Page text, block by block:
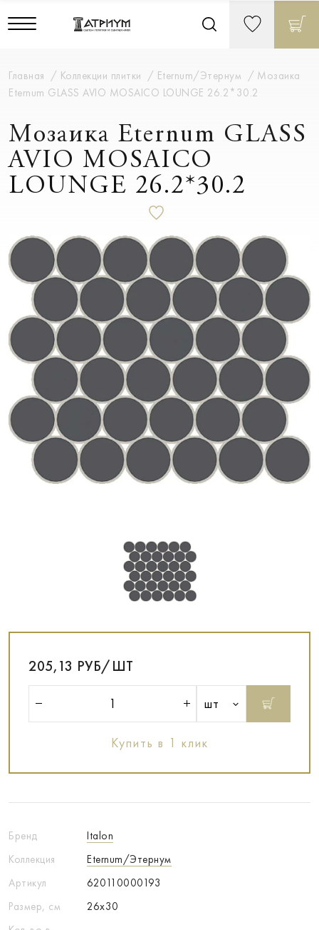
Главная Коллекции плитки Eternum/Этернум
Мозаика
Eternum GLASS AVIO MOSAICO LOUNGE 26.2*30.2
Мозаика Eternum GLASS
AVIO MOSAICO
LOUNGE 26.2*30.2
Бренд
Italon
Коллекция
Eternum/Этернум
Артикул
620110000193
Размер, см
26x30
205,13 РУБ/ШТ
шт
Купить в 1 клик